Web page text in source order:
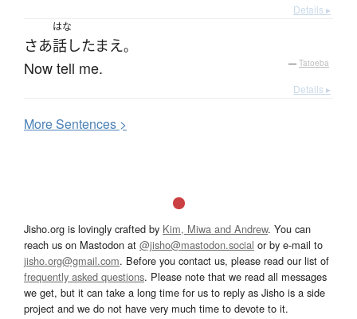
Details ▸
さあ
はな
話したまえ。
Now tell me. — Tatoeba
Details ▸
MoreSentences >
Jisho.org is lovingly crafted by Kim, Miwa and Andrew. You can
reach us on Mastodon at @jisho@mastodon.social or by e-mail to
jisho.org@gmail.com. Before you contact us, please read our list of
frequently asked questions. Please note that we read all messages
we get, but it can take a long time for us to reply as Jisho is a side
project and we do not have very much time to devote to it.